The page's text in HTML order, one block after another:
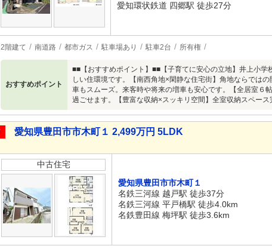
愛知環状鉄道 四郷駅 徒歩27分
2階建て 南道路 都市ガス 駐車場あり 駐車2台 所有権
おすすめポイント
■■【おすすめポイント】■■【子育てに安心の立地】井上小
しい住環境です。【南西角地×閑静な住宅街】角地ならでは
車もスムーズ。来客時や将来の増車も安心です。【全居室６
過ごせます。【豊富な収納×スッキリ空間】全室収納スペー
愛知県豊田市市木町１ 2,499万円 5LDK
中古住宅
愛知県豊田市市木町１
名鉄三河線 越戸駅 徒歩37分
名鉄三河線 平戸橋駅 徒歩4.0km
名鉄豊田線 梅坪駅 徒歩3.6km